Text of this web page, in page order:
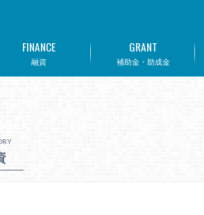
融資
FINANCE
補助金・助成金
GRANT